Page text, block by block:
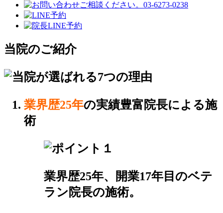
当院のご紹介
業界歴25年の実績豊富院長による施
術
業界歴25年、開業17年目のベテ
ラン院長の施術。